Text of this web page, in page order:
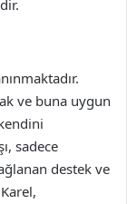
ve buna uygun
sadece
destek ve